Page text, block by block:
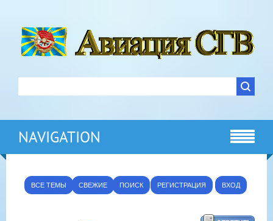
NAVIGATION
ВСЕ ТЕМЫ СВЕЖИЕ ПОИСК РЕГИСТРАЦИЯ ВХОД